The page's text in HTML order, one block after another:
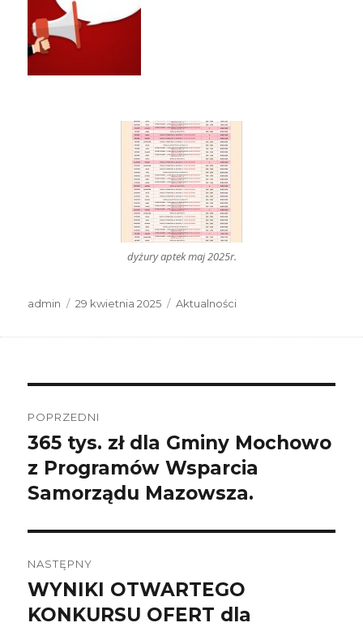
dyżury aptek maj 2025r.
Autor
admin
Data
29 kwietnia 2025 Kategorie
Aktualności
wpisu
POPRZEDNI
Poprzedni
wpis:
365 tys. zł dla Gminy Mochowo
z Programów Wsparcia
Samorządu Mazowsza.
NASTĘPNY
Następny
wpis:
WYNIKI OTWARTEGO
KONKURSU OFERT dla